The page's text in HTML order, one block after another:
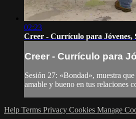
02:23
Creer - Currículo para Jóvenes,
Creer - Currículo para
Sesión 27: «Bondad», muestra que
amable y bueno en tus relaciones
Help Terms Privacy Cookies Manage